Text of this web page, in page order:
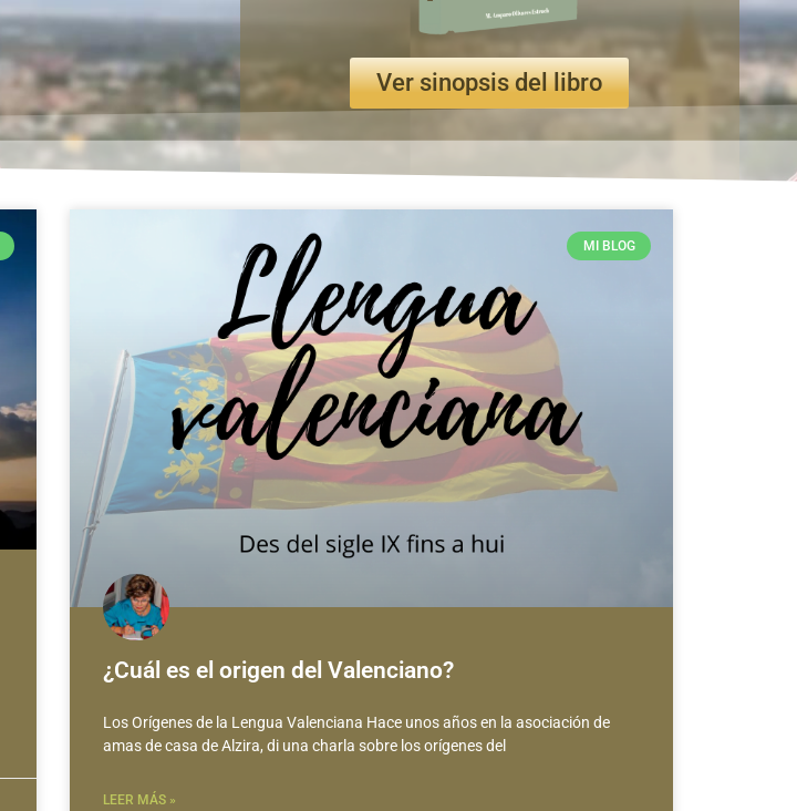
Ver sinopsis del libro
MI BLOG
¿Cuál es el origen del Valenciano?
Los Orígenes de la Lengua Valenciana Hace unos años en la asociación de
amas de casa de Alzira, di una charla sobre los orígenes del
LEER MÁS »